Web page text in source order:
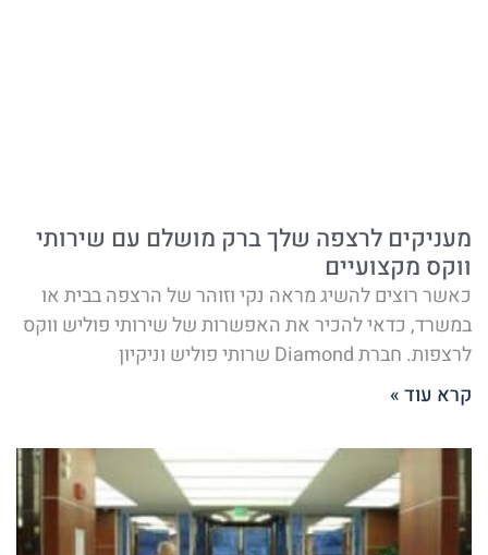
מעניקים לרצפה שלך ברק מושלם עם שירותי
ווקס מקצועיים
כאשר רוצים להשיג מראה נקי וזוהר של הרצפה בבית או
במשרד, כדאי להכיר את האפשרות של שירותי פוליש ווקס
לרצפות. חברת Diamond שרותי פוליש וניקיון
קרא עוד »